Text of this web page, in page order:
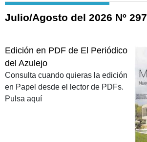
Julio/Agosto del 2026 Nº 297
Edición en PDF de El Periódico
del Azulejo
Consulta cuando quieras la edición
en Papel desde el lector de PDFs.
Pulsa aquí